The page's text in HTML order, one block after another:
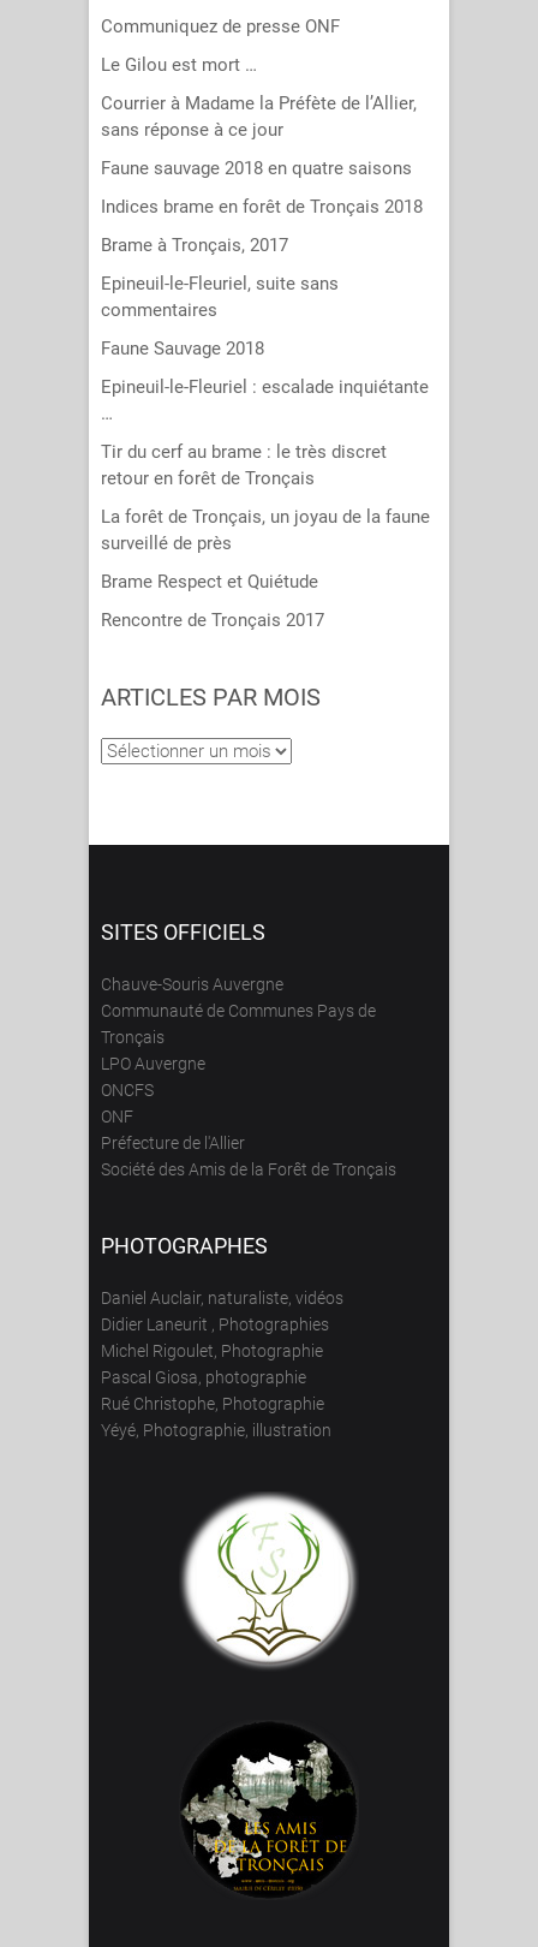
Communiquez de presse ONF
Le Gilou est mort …
Courrier à Madame la Préfète de l’Allier,
sans réponse à ce jour
Faune sauvage 2018 en quatre saisons
Indices brame en forêt de Tronçais 2018
Brame à Tronçais, 2017
Epineuil-le-Fleuriel, suite sans
commentaires
Faune Sauvage 2018
Epineuil-le-Fleuriel : escalade inquiétante
…
Tir du cerf au brame : le très discret
retour en forêt de Tronçais
La forêt de Tronçais, un joyau de la faune
surveillé de près
Brame Respect et Quiétude
Rencontre de Tronçais 2017
ARTICLES PAR MOIS
Articles
SITES OFFICIELS
Chauve-Souris Auvergne
Communauté de Communes Pays de
Tronçais
LPO Auvergne
ONCFS
ONF
Préfecture de l'Allier
Société des Amis de la Forêt de Tronçais
PHOTOGRAPHES
Daniel Auclair, naturaliste, vidéos
Didier Laneurit , Photographies
Michel Rigoulet, Photographie
Pascal Giosa, photographie
Rué Christophe, Photographie
Yéyé, Photographie, illustration